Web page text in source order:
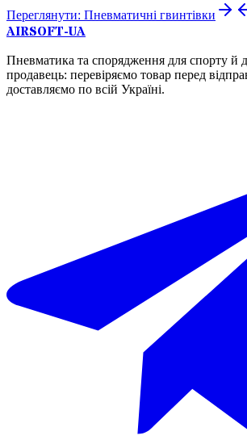
Переглянути: Пневматичні гвинтівки
AIRSOFT-UA
Пневматика та спорядження для спорту й
продавець: перевіряємо товар перед
доставляємо по всій Україні.